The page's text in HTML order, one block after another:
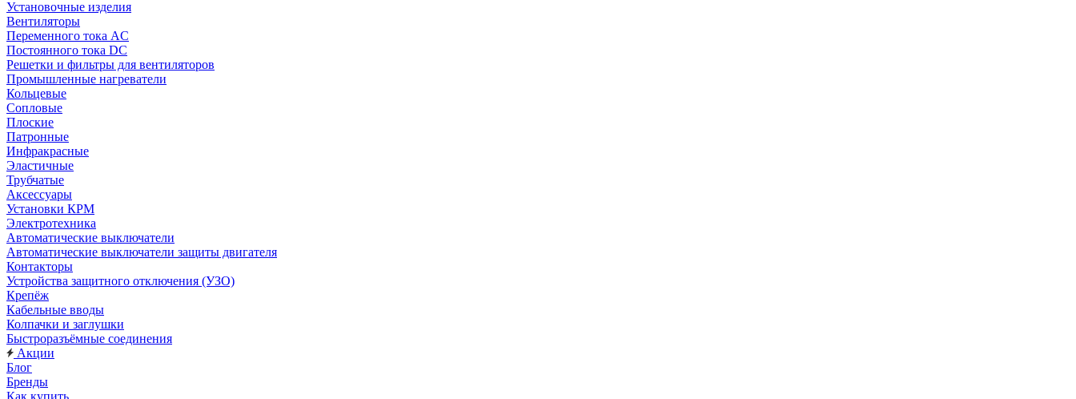
Установочные изделия
Вентиляторы
Переменного тока AC
Постоянного тока DC
Решетки и фильтры для вентиляторов
Промышленные нагреватели
Кольцевые
Сопловые
Плоские
Патронные
Инфракрасные
Эластичные
Трубчатые
Аксессуары
Установки КРМ
Электротехника
Автоматические выключатели
Автоматические выключатели защиты двигателя
Контакторы
Устройства защитного отключения (УЗО)
Крепёж
Кабельные вводы
Колпачки и заглушки
Быстроразъёмные соединения
Акции
Блог
Бренды
Как купить